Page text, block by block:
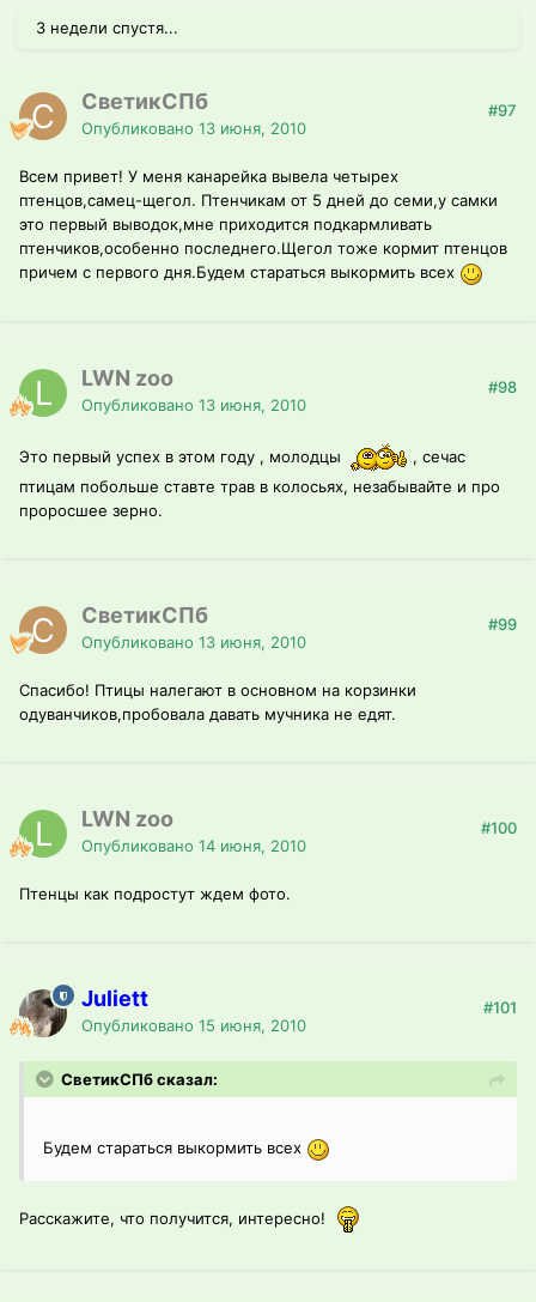
3 недели спустя...
СветикСПб
Опубликовано 13 июня, 2010
#97
Всем привет! У меня канарейка вывела четырех
птенцов,самец-щегол. Птенчикам от 5 дней до семи,у самки
это первый выводок,мне приходится подкармливать
птенчиков,особенно последнего.Щегол тоже кормит птенцов
причем с первого дня.Будем стараться выкормить всех
LWN zoo
Опубликовано 13 июня, 2010
#98
Это первый успех в этом году , молодцы
, сечас
птицам побольше ставте трав в колосьях, незабывайте и про
проросшее зерно.
СветикСПб
Опубликовано 13 июня, 2010
#99
Спасибо! Птицы налегают в основном на корзинки
одуванчиков,пробовала давать мучника не едят.
LWN zoo
Опубликовано 14 июня, 2010
#100
Птенцы как подростут ждем фото.
Juliett
Опубликовано 15 июня, 2010
#101
СветикСПб сказал:
Будем стараться выкормить всех
Расскажите, что получится, интересно!